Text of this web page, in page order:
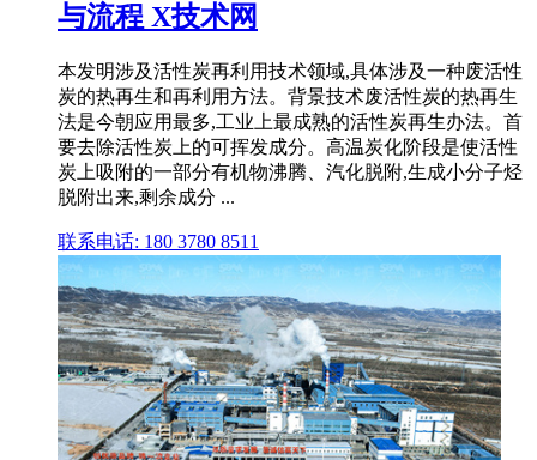
与流程 X技术网
本发明涉及活性炭再利用技术领域,具体涉及一种废活性
炭的热再生和再利用方法。背景技术废活性炭的热再生
法是今朝应用最多,工业上最成熟的活性炭再生办法。首
要去除活性炭上的可挥发成分。高温炭化阶段是使活性
炭上吸附的一部分有机物沸腾、汽化脱附,生成小分子烃
脱附出来,剩余成分 ...
联系电话: 180 3780 8511